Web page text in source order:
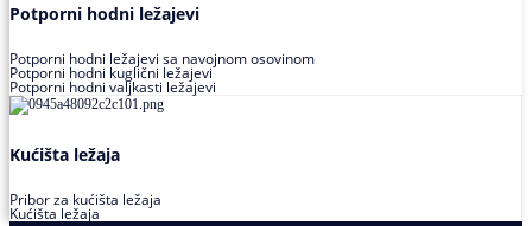
Potporni hodni ležajevi
Potporni hodni ležajevi sa navojnom osovinom
Potporni hodni kuglični ležajevi
Potporni hodni valjkasti ležajevi
Kućišta ležaja
Pribor za kućišta ležaja
Kućišta ležaja